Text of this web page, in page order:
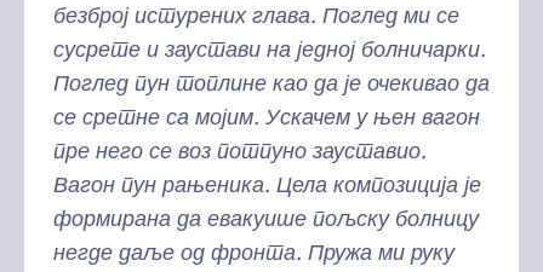
безброј истурених глава. Поглед ми се
сусрете и заустави на једној болничарки.
Поглед пун топлине као да је очекивао да
се сретне са мојим. Ускачем у њен вагон
пре него се воз потпуно зауставио.
Вагон пун рањеника. Цела композиција је
формирана да евакуише пољску болницу
негде даље од фронта. Пружа ми руку